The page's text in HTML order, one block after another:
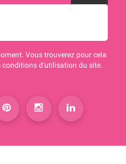
Vous trouverez pour cela
d'utilisation du site.